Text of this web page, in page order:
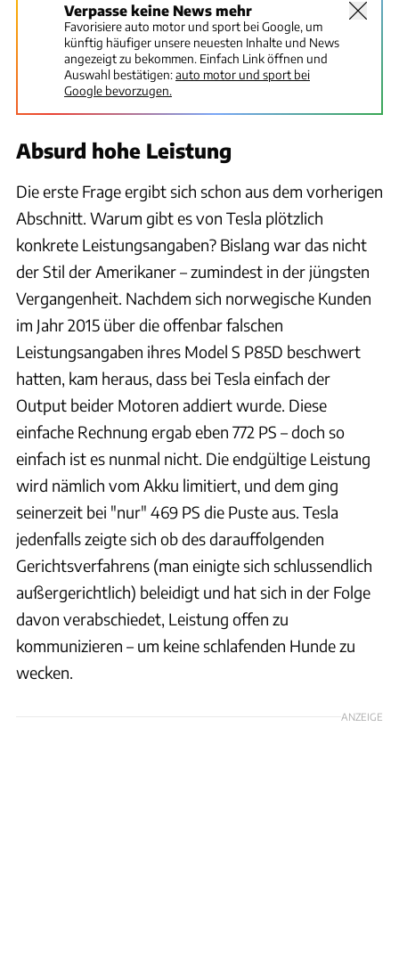
Verpasse keine News mehr
Favorisiere auto motor und sport bei Google, um
künftig häufiger unsere neuesten Inhalte und News
angezeigt zu bekommen. Einfach Link öffnen und
Auswahl bestätigen:auto motor und sport bei
Google bevorzugen.
Absurd hohe Leistung
Die erste Frage ergibt sich schon aus dem vorherigen
Abschnitt. Warum gibt es von Tesla plötzlich
konkrete Leistungsangaben? Bislang war das nicht
der Stil der Amerikaner – zumindest in der jüngsten
Vergangenheit. Nachdem sich norwegische Kunden
im Jahr 2015 über die offenbar falschen
Leistungsangaben ihres Model S P85D beschwert
hatten, kam heraus, dass bei Tesla einfach der
Output beider Motoren addiert wurde. Diese
einfache Rechnung ergab eben 772 PS – doch so
einfach ist es nunmal nicht. Die endgültige Leistung
wird nämlich vom Akku limitiert, und dem ging
seinerzeit bei "nur" 469 PS die Puste aus. Tesla
jedenfalls zeigte sich ob des darauffolgenden
Gerichtsverfahrens (man einigte sich schlussendlich
außergerichtlich) beleidigt und hat sich in der Folge
davon verabschiedet, Leistung offen zu
kommunizieren – um keine schlafenden Hunde zu
wecken.
ANZEIGE